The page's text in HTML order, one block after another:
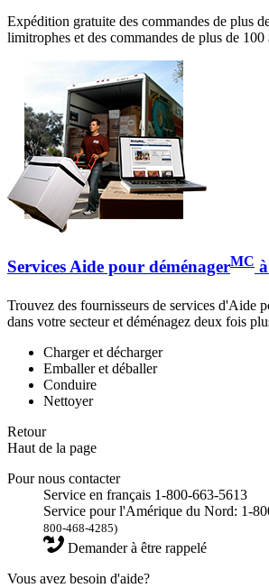
Expédition gratuite des commandes de plus
limitrophes et des commandes de plus de 100
Services Aide pour déménagerMC
Trouvez des fournisseurs de services d'Aide
dans votre secteur et déménagez deux fois
Charger et décharger
Emballer et déballer
Conduire
Nettoyer
Retour
Haut de la page
Pour nous contacter
Service en français 1-800-663-5613
Service pour l'Amérique du Nord: 1-
800-468-4285)
Demander à être rappelé
Vous avez besoin d'aide?